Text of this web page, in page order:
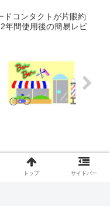
ドコンタクトが片眼約
年間使用後の簡易レビ
トップ サイドバー